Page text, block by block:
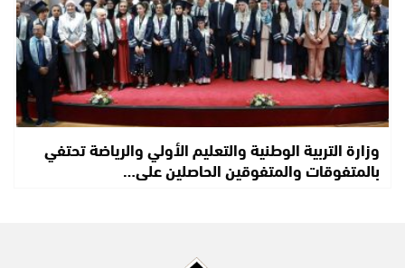
وزارة التربية الوطنية والتعليم الأولي والرياضة تحتفي
بالمتفوقات والمتفوقين الحاصلين على…